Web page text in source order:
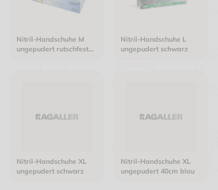
Nitril-Handschuhe M
ungepudert rutschfest
Nitril-Handschuhe L
ungepudert schwarz
Nitril-Handschuhe XL
ungepudert schwarz
Nitril-Handschuhe XL
ungepudert 40cm blau